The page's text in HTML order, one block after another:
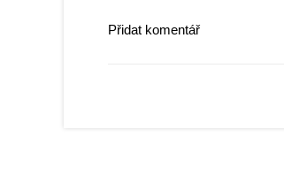
Přidat komentář